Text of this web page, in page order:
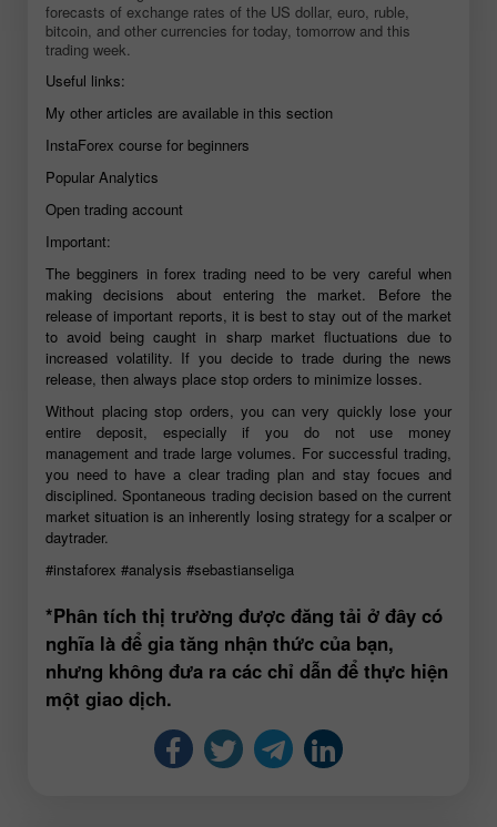
forecasts of exchange rates of the US dollar, euro, ruble,
bitcoin, and other currencies for today, tomorrow and this
trading week.
Useful links:
My other articles are available in this section
InstaForex course for beginners
Popular Analytics
Open trading account
Important:
The begginers in forex trading need to be very careful when
making decisions about entering the market. Before the
release of important reports, it is best to stay out of the market
to avoid being caught in sharp market fluctuations due to
increased volatility. If you decide to trade during the news
release, then always place stop orders to minimize losses.
Without placing stop orders, you can very quickly lose your
entire deposit, especially if you do not use money
management and trade large volumes. For successful trading,
you need to have a clear trading plan and stay focues and
disciplined. Spontaneous trading decision based on the current
market situation is an inherently losing strategy for a scalper or
daytrader.
#instaforex #analysis #sebastianseliga
*Phân tích thị trường được đăng tải ở đây có
nghĩa là để gia tăng nhận thức của bạn,
nhưng không đưa ra các chỉ dẫn để thực hiện
một giao dịch.